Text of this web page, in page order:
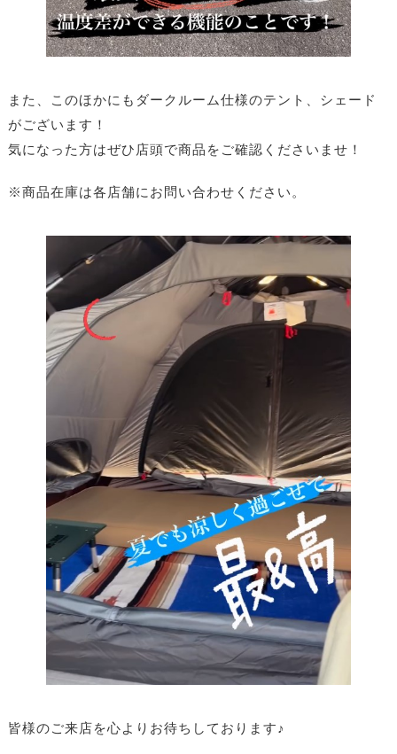
また、このほかにもダークルーム仕様のテント、シェード
がございます！
気になった方はぜひ店頭で商品をご確認くださいませ！
※商品在庫は各店舗にお問い合わせください。
皆様のご来店を心よりお待ちしております♪